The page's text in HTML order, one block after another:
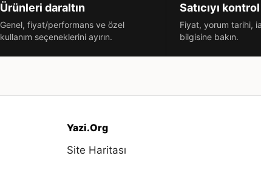
Ürünleri daraltın
Genel, fiyat/performans ve özel
kullanım seçeneklerini ayırın.
Satıcıyı
Fiyat, yorum tarihi,
bilgisine bakın.
Yazi.Org
Site Haritası